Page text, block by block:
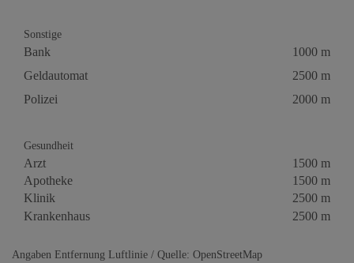
Sonstige
Bank
1000 m
Geldautomat
2500 m
Polizei
2000 m
Gesundheit
Arzt
1500 m
Apotheke
1500 m
Klinik
2500 m
Krankenhaus
2500 m
Angaben Entfernung Luftlinie / Quelle: OpenStreetMap